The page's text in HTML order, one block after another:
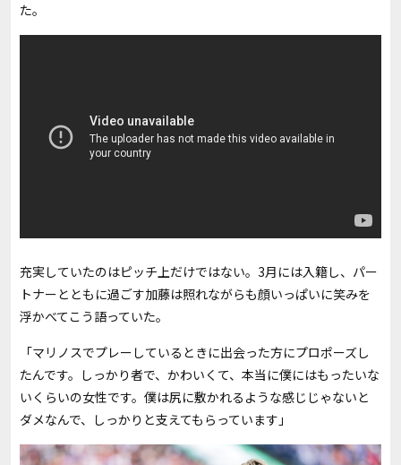
た。
充実していたのはピッチ上だけではない。3月には入籍し、パー
トナーとともに過ごす加藤は照れながらも顔いっぱいに笑みを
浮かべてこう語っていた。
「マリノスでプレーしているときに出会った方にプロポーズし
たんです。しっかり者で、かわいくて、本当に僕にはもったいな
いくらいの女性です。僕は尻に敷かれるような感じじゃないと
ダメなんで、しっかりと支えてもらっています」